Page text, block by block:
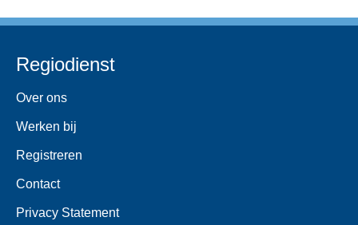
Regiodienst
Over ons
Werken bij
Registreren
Contact
Privacy Statement